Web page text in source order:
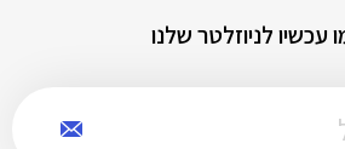
עכשיו לניוזלטר שלנו